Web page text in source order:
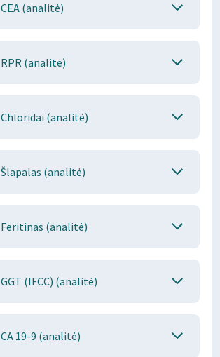
CEA (analitė)
RPR (analitė)
Chloridai (analitė)
Šlapalas (analitė)
Feritinas (analitė)
GGT (IFCC) (analitė)
CA 19-9 (analitė)